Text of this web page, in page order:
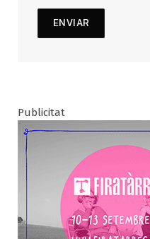
Publicitat